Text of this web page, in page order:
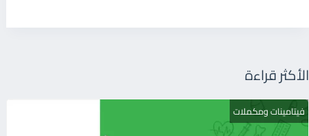
الأكثر قراءة
فيتامينات ومكملات